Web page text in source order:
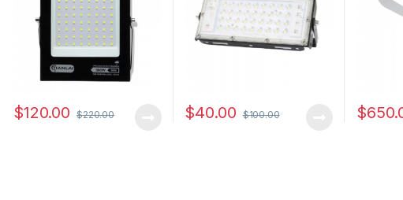
$120.00 $220.00 $40.00 $100.00 $